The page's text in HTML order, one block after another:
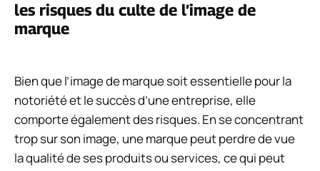
les risques du culte de l’image de
marque
Bien que l’image de marque soit essentielle pour la
notoriété et le succès d’une entreprise, elle
comporte également des risques. En se concentrant
trop sur son image, une marque peut perdre de vue
la qualité de ses produits ou services, ce qui peut